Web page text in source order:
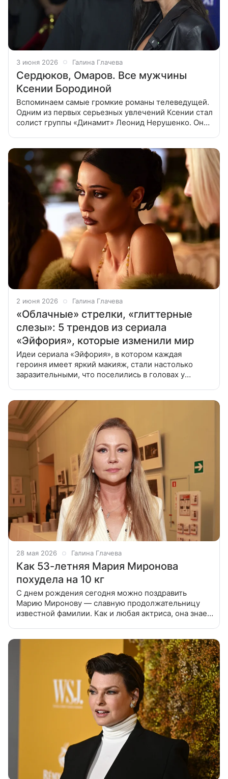
3 июня 2026 Галина Глачева
Сердюков, Омаров. Все мужчины
Ксении Бородиной
Вспоминаем самые громкие романы телеведущей.
Одним из первых серьезных увлечений Ксении стал
солист группы «Динамит» Леонид Нерушенко. Они
2 июня 2026 Галина Глачева
«Облачные» стрелки, «глиттерные
слезы»: 5 трендов из сериала
«Эйфория», которые изменили мир
Идеи сериала «Эйфория», в котором каждая
героиня имеет яркий макияж, стали настолько
заразительными, что поселились в головах у
28 мая 2026 Галина Глачева
Как 53-летняя Мария Миронова
похудела на 10 кг
С днем рождения сегодня можно поздравить
Марию Миронову — славную продолжательницу
известной фамилии. Как и любая актриса, она знает